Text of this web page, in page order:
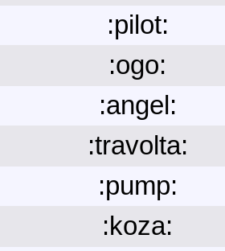
:pilot:
:ogo:
:angel:
:travolta:
:pump:
:koza: